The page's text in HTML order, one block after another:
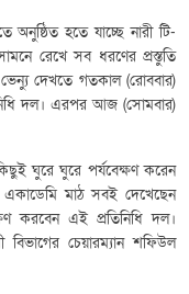
অনুষ্ঠিত হতে যাচ্ছে নারী টি-
রেখে সব ধরণের প্রস্তুতি
দেখতে গতকাল (রোববার)
দল। এরপর আজ (সোমবার)
ঘুরে ঘুরে পর্যবেক্ষণ করেন
মাঠ সবই দেখেছেন
করবেন এই প্রতিনিধি দল।
বিভাগের চেয়ারম্যান শফিউল